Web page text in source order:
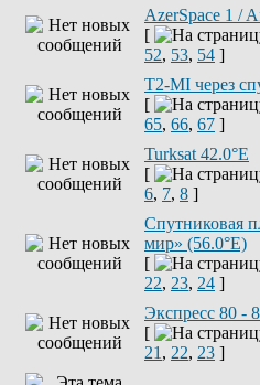
AzerSpace 1 /
[
52, 53, 54 ]
T2-MI через
[
65, 66, 67 ]
Turksat 42.0°E
[
6, 7, 8 ]
Спутниковая
мир» (56.0°E)
[
22, 23, 24 ]
Экспресс 80 -
[
21 , 22, 23 ]